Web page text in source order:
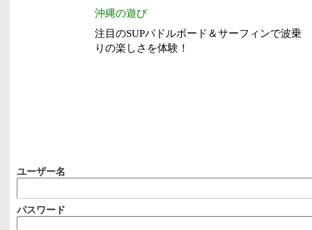
ユーザー名
パスワード